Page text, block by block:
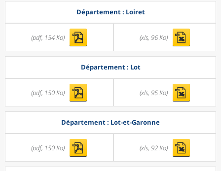
Département : Loiret
(pdf, 154 Ko) (xls, 96 Ko)
Département : Lot
(pdf, 150 Ko) (xls, 95 Ko)
Département : Lot-et-Garonne
(pdf, 150 Ko) (xls, 92 Ko)